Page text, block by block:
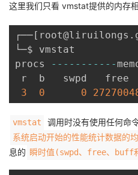
这里我们只看 vmstat提供的内存
┌──[ root@liruilongs .
└─$ vmstat
procs
-- -- -- -- -- -
r  b   swpd
3
0 0
vmstat 调用时没有使用任何命
系统启动开始的性能统计数据的
息的 瞬时值(swpd、free、buff